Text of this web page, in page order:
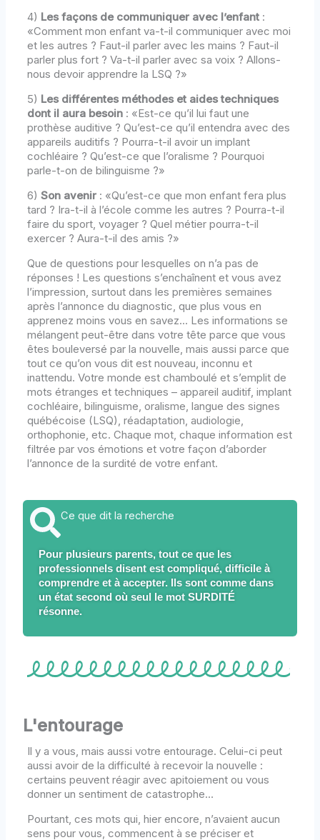
4) Les façons de communiquer avec l’enfant :
«Comment mon enfant va-t-il communiquer avec moi
et les autres ? Faut-il parler avec les mains ? Faut-il
parler plus fort ? Va-t-il parler avec sa voix ? Allons-
nous devoir apprendre la LSQ ?»
5) Les différentes méthodes et aides techniques
dont il aura besoin : «Est-ce qu’il lui faut une
prothèse auditive ? Qu’est-ce qu’il entendra avec des
appareils auditifs ? Pourra-t-il avoir un implant
cochléaire ? Qu’est-ce que l’oralisme ? Pourquoi
parle-t-on de bilinguisme ?»
6)Son avenir : «Qu’est-ce que mon enfant fera plus
tard ? Ira-t-il à l’école comme les autres ? Pourra-t-il
faire du sport, voyager ? Quel métier pourra-t-il
exercer ? Aura-t-il des amis ?»
Que de questions pour lesquelles on n’a pas de
réponses ! Les questions s’enchaînent et vous avez
l’impression, surtout dans les premières semaines
après l’annonce du diagnostic, que plus vous en
apprenez moins vous en savez… Les informations se
mélangent peut-être dans votre tête parce que vous
êtes bouleversé par la nouvelle, mais aussi parce que
tout ce qu’on vous dit est nouveau, inconnu et
inattendu. Votre monde est chamboulé et s’emplit de
mots étranges et techniques – appareil auditif, implant
cochléaire, bilinguisme, oralisme, langue des signes
québécoise (LSQ), réadaptation, audiologie,
orthophonie, etc. Chaque mot, chaque information est
filtrée par vos émotions et votre façon d’aborder
l’annonce de la surdité de votre enfant.
Ce que dit la recherche
Pour plusieurs parents, tout ce que les
professionnels disent est compliqué, difficile à
comprendre et à accepter. Ils sont comme dans
un état second où seul le mot SURDITÉ
résonne.
L'entourage
Il y a vous, mais aussi votre entourage. Celui-ci peut
aussi avoir de la difficulté à recevoir la nouvelle :
certains peuvent réagir avec apitoiement ou vous
donner un sentiment de catastrophe…
Pourtant, ces mots qui, hier encore, n’avaient aucun
sens pour vous, commencent à se préciser et